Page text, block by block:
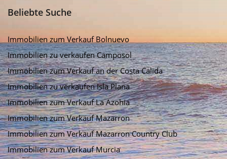
Beliebte Suche
Immobilien zum Verkauf Bolnuevo
Immobilien zu verkaufen Camposol
Immobilien zum Verkauf an der Costa Calida
Immobilien zu verkaufen Isla Plana
Immobilien zum Verkauf La Azohia
Immobilien zum Verkauf Mazarron
Immobilien zum Verkauf Mazarron Country Club
Immobilien zum Verkauf Murcia